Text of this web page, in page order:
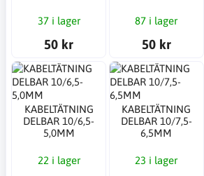
37 i lager
50 kr
87 i lager
50 kr
KABELTÄTNING
DELBAR 10/6,5-
5,0MM
22 i lager
KABELTÄTNING
DELBAR 10/7,5-
6,5MM
23 i lager